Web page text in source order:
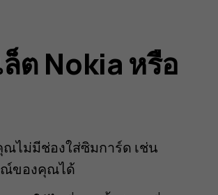
ต Nokia หรือ
ไม่มีช่องใส่ซิมการ์ด เช่น
ณ์ของคุณได้